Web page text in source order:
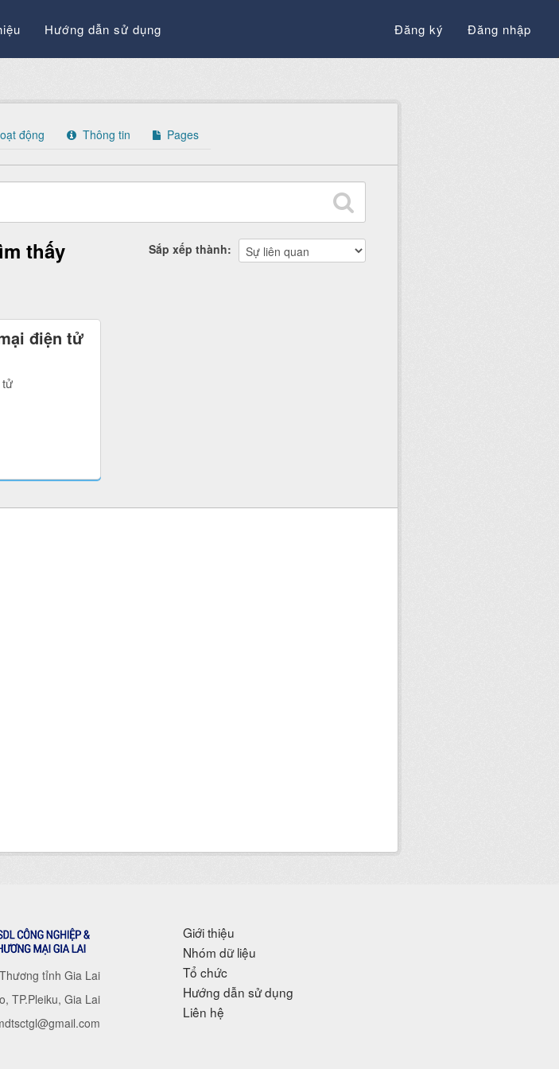
Hướng dẫn sử dụng Đăng ký Đăng nhập
động Thông tin Pages
Sắp xếp thành
thấy
điện tử
tử
tỉnh Gia Lai
TP.Pleiku, Gia Lai
Giới thiệu
Nhóm dữ liệu
Tổ chức
Hướng dẫn sử dụng
Liên hệ